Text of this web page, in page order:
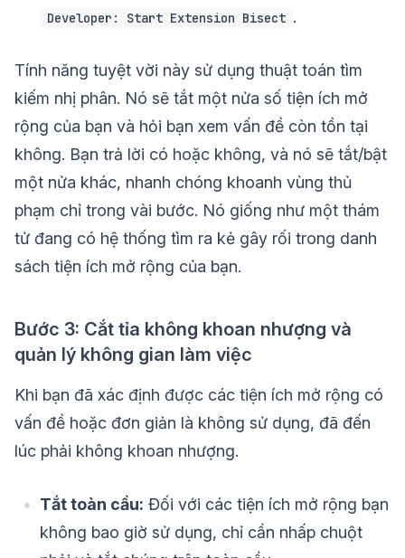
Developer: Start Extension Bisect .
Tính năng tuyệt vời này sử dụng thuật toán tìm
kiếm nhị phân. Nó sẽ tắt một nửa số tiện ích mở
rộng của bạn và hỏi bạn xem vấn đề còn tồn tại
không. Bạn trả lời có hoặc không, và nó sẽ tắt/bật
một nửa khác, nhanh chóng khoanh vùng thủ
phạm chỉ trong vài bước. Nó giống như một thám
tử đang có hệ thống tìm ra kẻ gây rối trong danh
sách tiện ích mở rộng của bạn.
Bước 3: Cắt tỉa không khoan nhượng và
quản lý không gian làm việc
Khi bạn đã xác định được các tiện ích mở rộng có
vấn đề hoặc đơn giản là không sử dụng, đã đến
lúc phải không khoan nhượng.
Tắt toàn cầu: Đối với các tiện ích mở rộng bạn
không bao giờ sử dụng, chỉ cần nhấp chuột